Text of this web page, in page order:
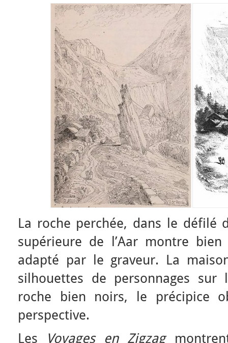
La roche perchée, dans le défilé
supérieure de l’Aar montre
adapté par le graveur. La
silhouettes de personnages
roche bien noirs, le précipice
perspective.
Les
Voyages en Zigzag